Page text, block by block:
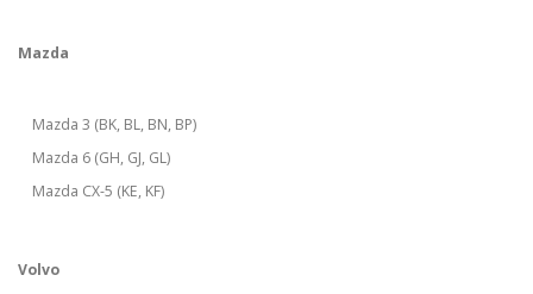
Mazda
Mazda 3 (BK, BL, BN, BP)
Mazda 6 (GH, GJ, GL)
Mazda CX-5 (KE, KF)
Volvo